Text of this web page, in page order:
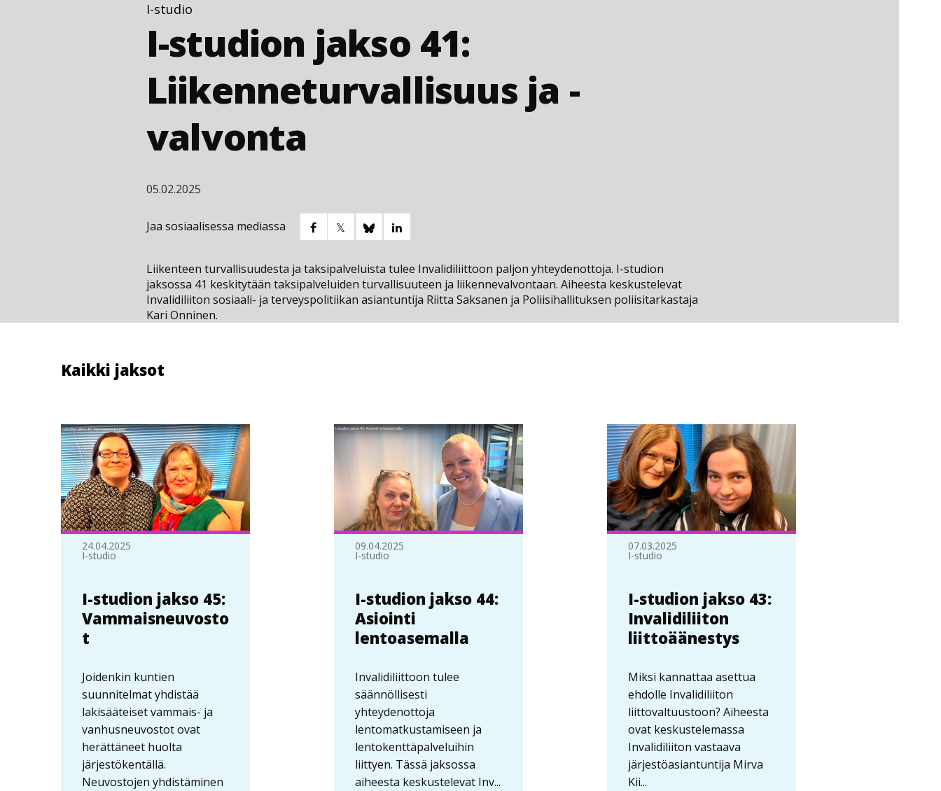
I-studio
I-studion jakso 41:
Liikenneturvallisuus ja -
valvonta
05.02.2025
Jaa sosiaalisessa mediassa
Liikenteen turvallisuudesta ja taksipalveluista tulee Invalidiliittoon paljon yhteydenottoja. I-studion
jaksossa 41 keskitytään taksipalveluiden turvallisuuteen ja liikennevalvontaan. Aiheesta keskustelevat
Invalidiliiton sosiaali- ja terveyspolitiikan asiantuntija Riitta Saksanen ja Poliisihallituksen poliisitarkastaja
Kari Onninen.
Kaikki jaksot
24.04.2025
I-studio
I-studion jakso 45:
Vammaisneuvosto
t
Joidenkin kuntien
suunnitelmat yhdistää
lakisääteiset vammais- ja
vanhusneuvostot ovat
herättäneet huolta
järjestökentällä.
Neuvostojen yhdistäminen
09.04.2025
I-studio
I-studion jakso 44:
Asiointi
lentoasemalla
Invalidiliittoon tulee
säännöllisesti
yhteydenottoja
lentomatkustamiseen ja
lentokenttäpalveluihin
liittyen. Tässä jaksossa
aiheesta keskustelevat Inv...
07.03.2025
I-studio
I-studion jakso 43:
Invalidiliiton
liittoäänestys
Miksi kannattaa asettua
ehdolle Invalidiliiton
liittovaltuustoon? Aiheesta
ovat keskustelemassa
Invalidiliiton vastaava
järjestöasiantuntija Mirva
Kii...